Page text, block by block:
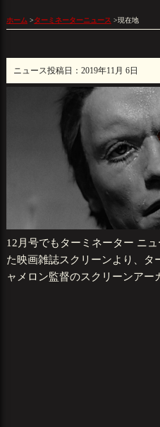
ホーム>ターミネーターニュース >現在地
ニュース投稿日：2019年11月 6日
12月号でもターミネーター ニ
た映画雑誌スクリーンより、タ
ャメロン監督のスクリーンアー